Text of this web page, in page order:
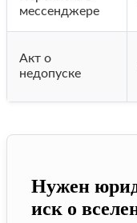
мессенджере
Акт о
недопуске
Нужен
иск о